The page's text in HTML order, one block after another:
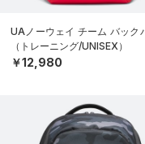
UAノーウェイ チーム バック
（トレーニング/UNISEX）
￥12,980